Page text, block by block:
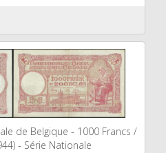
de Belgique - 1000 Francs /
- Série Nationale